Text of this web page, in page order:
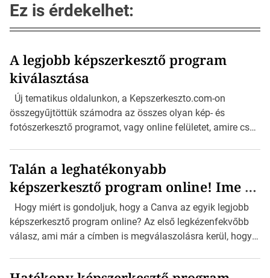
Ez is érdekelhet:
A legjobb képszerkesztő program
kiválasztása
Új tematikus oldalunkon, a Kepszerkeszto.com-on
összegyűjtöttük számodra az összes olyan kép- és
fotószerkesztő programot, vagy online felületet, amire csak
Windows rendszeren szerkesztenéd a fotóidat, itt minden
kép- és fotószerkesztő alternatívát megtalálsz, a részletes
leírásával és értékelésével együtt. Természetesen nem
feledkezünk meg az online fotószerkesztőkről sem Hiszen
sokmindenhez bőven elég egy online felület, ahova csak
feltölthetjük a képeinket […]
Talán a leghatékonyabb
képszerkesztő program online! Ime a
Canva…
Hogy miért is gondoljuk, hogy a Canva az egyik legjobb
képszerkesztő program online? Az első legkézenfekvőbb
válasz, ami már a címben is megválaszolásra kerül, hogy